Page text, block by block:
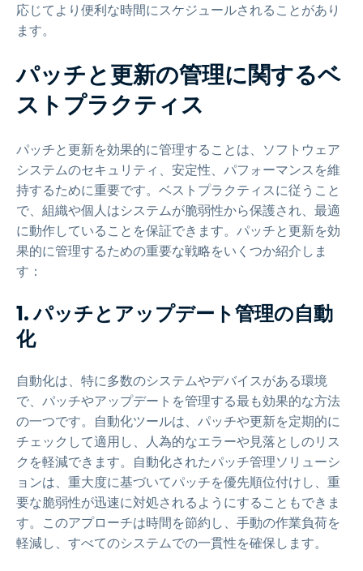
応じてより便利な時間にスケジュールされることがあり
ます。
パッチと更新の管理に関するベ
ストプラクティス
パッチと更新を効果的に管理することは、ソフトウェア
システムのセキュリティ、安定性、パフォーマンスを維
持するために重要です。ベストプラクティスに従うこと
で、組織や個人はシステムが脆弱性から保護され、最適
に動作していることを保証できます。パッチと更新を効
果的に管理するための重要な戦略をいくつか紹介しま
す：
1. パッチとアップデート管理の自動
化
自動化は、特に多数のシステムやデバイスがある環境
で、パッチやアップデートを管理する最も効果的な方法
の一つです。自動化ツールは、パッチや更新を定期的に
チェックして適用し、人為的なエラーや見落としのリス
クを軽減できます。自動化されたパッチ管理ソリューシ
ョンは、重大度に基づいてパッチを優先順位付けし、重
要な脆弱性が迅速に対処されるようにすることもできま
す。このアプローチは時間を節約し、手動の作業負荷を
軽減し、すべてのシステムでの一貫性を確保します。